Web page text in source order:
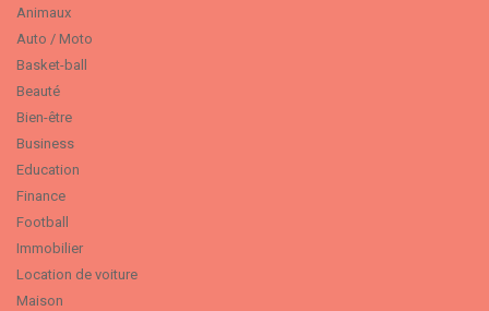
Animaux
Auto / Moto
Basket-ball
Beauté
Bien-être
Business
Education
Finance
Football
Immobilier
Location de voiture
Maison